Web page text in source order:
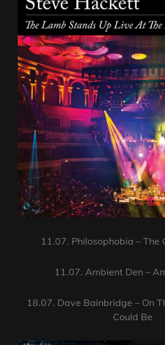
11.07. Philosophobia – The
11.07. Ambient Den –
18.07. Dave Bainbridge – On
Could Be